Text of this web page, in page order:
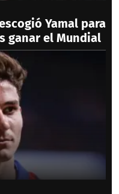
Yamal para
ganar el Mundial